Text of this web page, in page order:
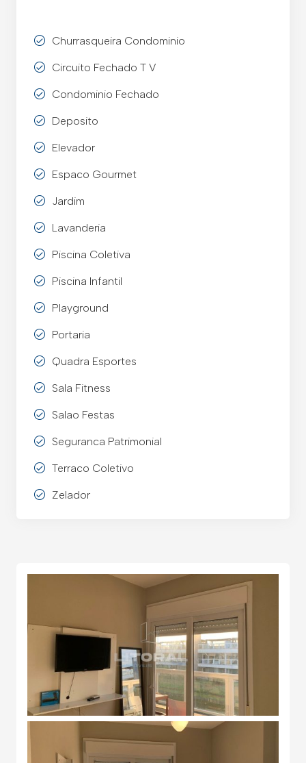
Churrasqueira Condominio
Circuito Fechado T V
Condominio Fechado
Deposito
Elevador
Espaco Gourmet
Jardim
Lavanderia
Piscina Coletiva
Piscina Infantil
Playground
Portaria
Quadra Esportes
Sala Fitness
Salao Festas
Seguranca Patrimonial
Terraco Coletivo
Zelador